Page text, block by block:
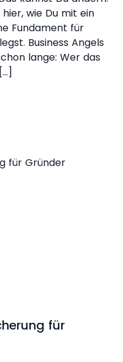
wie Du mit ein
Fundament für
Business Angels
lange: Wer das
für